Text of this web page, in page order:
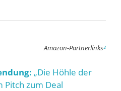
Amazon-Partnerlinks²
„Die Höhle der
Pitch zum Deal